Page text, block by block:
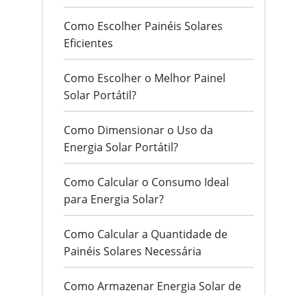
Como Escolher Painéis Solares
Eficientes
Como Escolher o Melhor Painel
Solar Portátil?
Como Dimensionar o Uso da
Energia Solar Portátil?
Como Calcular o Consumo Ideal
para Energia Solar?
Como Calcular a Quantidade de
Painéis Solares Necessária
Como Armazenar Energia Solar de